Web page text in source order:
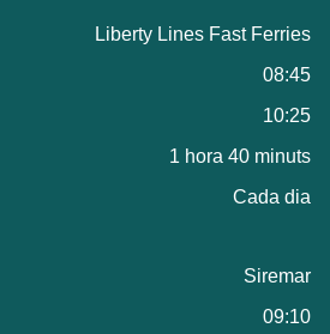
Liberty Lines Fast Ferries
08:45
10:25
1 hora 40 minuts
Cada dia
Siremar
09:10